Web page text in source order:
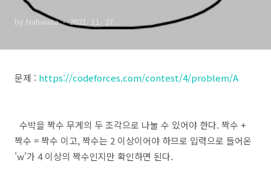
by Nahwasa 2021. 11. 27.
문제 : https://codeforces.com/contest/4/problem/A
수박을 짝수 무게의 두 조각으로 나눌 수 있어야 한다. 짝수 +
짝수 = 짝수 이고, 짝수는 2 이상이어야 하므로 입력으로 들어온
'w'가 4 이상의 짝수인지만 확인하면 된다.